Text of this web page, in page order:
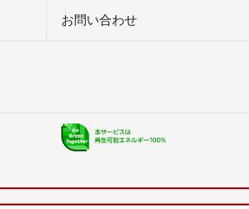
お問い合わせ